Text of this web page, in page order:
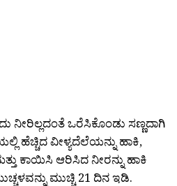
ನೀರಿಲ್ಲದಂತೆ ಒರೆಸಿಕೊಂಡು ಸಣ್ಣದಾಗಿ
ಹೆಚ್ಚಿದ ವೀಳ್ಯದೆಲೆಯನ್ನು ಹಾಕಿ,
ಕಾಯಿಸಿ ಆರಿಸಿದ ನೀರನ್ನು ಹಾಕಿ
ಮುಚ್ಚಿ 21 ದಿನ ಇಡಿ.